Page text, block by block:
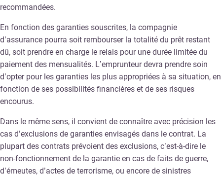
recommandées.
En fonction des garanties souscrites, la compagnie
d’assurance pourra soit rembourser la totalité du prêt restant
dû, soit prendre en charge le relais pour une durée limitée du
paiement des mensualités. L’emprunteur devra prendre soin
d’opter pour les garanties les plus appropriées à sa situation, en
fonction de ses possibilités financières et de ses risques
encourus.
Dans le même sens, il convient de connaître avec précision les
cas d’exclusions de garanties envisagés dans le contrat. La
plupart des contrats prévoient des exclusions, c’est-à-dire le
non-fonctionnement de la garantie en cas de faits de guerre,
d’émeutes, d’actes de terrorisme, ou encore de sinistres